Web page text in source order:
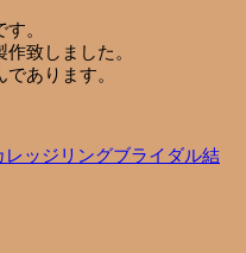
。
致しました。
あります。
レッジリングブライダル結